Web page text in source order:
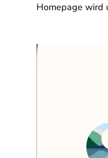
Homepage wird